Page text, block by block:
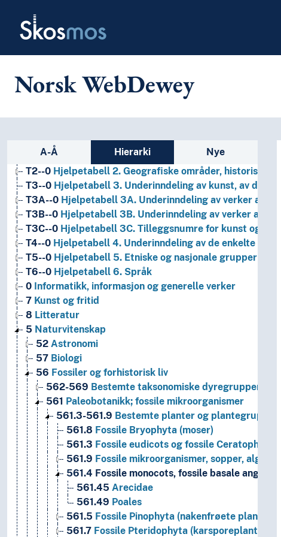
Skosmos
Norsk WebDewey
Sidefelt: navigér i vokabularet
A-Å Hierarki Nye
Historie og geografi
T1--0Hjelpetabell 1. Generell forminndeling
T2--0 Hjelpetabell 2. Geografiske områder, historiske
T3--0 Hjelpetabell 3. Underinndeling av kunst, av de
T3A--0 Hjelpetabell 3A. Underinndeling av verker av
T3B--0 Hjelpetabell 3B. Underinndeling av verker av
T3C--0 Hjelpetabell 3C. Tilleggsnumre for kunst og
T4--0 Hjelpetabell 4. Underinndeling av de enkelte
T5--0 Hjelpetabell 5. Etniske og nasjonale grupper
T6--0 Hjelpetabell 6. Språk
0 Informatikk, informasjon og generelle verker
7 Kunst og fritid
8 Litteratur
5 Naturvitenskap
52 Astronomi
57 Biologi
56 Fossiler og forhistorisk liv
562-569 Bestemte taksonomiske dyregrupper
561 Paleobotanikk; fossile mikroorganismer
561.3-561.9 Bestemte planter og plantegrupper
561.8 Fossile Bryophyta (moser)
561.3 Fossile eudicots og fossile
561.9 Fossile mikroorganismer, sopper, alger
561.4 Fossile monocots, fossile basale
561.45 Arecidae
561.49 Poales
561.5 Fossile Pinophyta (nakenfrøete
561.7 Fossile Pteridophyta (karsporeplanter)